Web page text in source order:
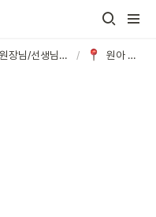
원장님/선생님이 가장 궁금해하시는 질문 BEST / 원아 반 편성 방법